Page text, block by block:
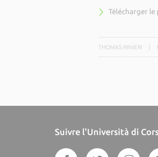
Télécharger
THOMAS RINIERI
Suivre l'Università di